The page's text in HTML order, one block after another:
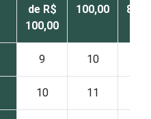
de R$
100,00
100,00
9 10
10 11